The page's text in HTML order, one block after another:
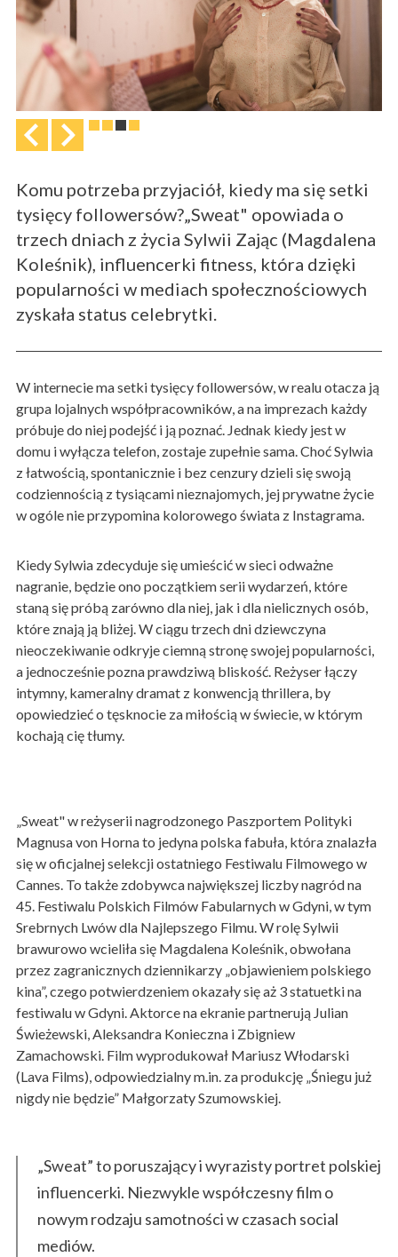
Komu potrzeba przyjaciół, kiedy ma się setki
tysięcy followersów?„Sweat" opowiada o
trzech dniach z życia Sylwii Zając (Magdalena
Koleśnik), influencerki fitness, która dzięki
popularności w mediach społecznościowych
zyskała status celebrytki.
W internecie ma setki tysięcy followersów, w realu otacza ją
grupa lojalnych współpracowników, a na imprezach każdy
próbuje do niej podejść i ją poznać. Jednak kiedy jest w
domu i wyłącza telefon, zostaje zupełnie sama. Choć Sylwia
z łatwością, spontanicznie i bez cenzury dzieli się swoją
codziennością z tysiącami nieznajomych, jej prywatne życie
w ogóle nie przypomina kolorowego świata z Instagrama.
Kiedy Sylwia zdecyduje się umieścić w sieci odważne
nagranie, będzie ono początkiem serii wydarzeń, które
staną się próbą zarówno dla niej, jak i dla nielicznych osób,
które znają ją bliżej. W ciągu trzech dni dziewczyna
nieoczekiwanie odkryje ciemną stronę swojej popularności,
a jednocześnie pozna prawdziwą bliskość. Reżyser łączy
intymny, kameralny dramat z konwencją thrillera, by
opowiedzieć o tęsknocie za miłością w świecie, w którym
kochają cię tłumy.
„Sweat" w reżyserii nagrodzonego Paszportem Polityki
Magnusa von Horna to jedyna polska fabuła, która znalazła
się w oficjalnej selekcji ostatniego Festiwalu Filmowego w
Cannes. To także zdobywca największej liczby nagród na
45. Festiwalu Polskich Filmów Fabularnych w Gdyni, w tym
Srebrnych Lwów dla Najlepszego Filmu. W rolę Sylwii
brawurowo wcieliła się Magdalena Koleśnik, obwołana
przez zagranicznych dziennikarzy „objawieniem polskiego
kina”, czego potwierdzeniem okazały się aż 3 statuetki na
festiwalu w Gdyni. Aktorce na ekranie partnerują Julian
Świeżewski, Aleksandra Konieczna i Zbigniew
Zamachowski. Film wyprodukował Mariusz Włodarski
(Lava Films), odpowiedzialny m.in. za produkcję „Śniegu już
nigdy nie będzie” Małgorzaty Szumowskiej.
„Sweat” to poruszający i wyrazisty portret polskiej
influencerki. Niezwykle współczesny film o
nowym rodzaju samotności w czasach social
mediów.